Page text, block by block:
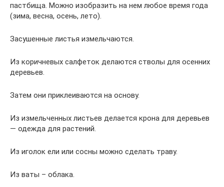
пастбища. Можно изобразить на нем любое время года
(зима, весна, осень, лето).
Засушенные листья измельчаются.
Из коричневых салфеток делаются стволы для осенних
деревьев.
Затем они приклеиваются на основу.
Из измельченных листьев делается крона для деревьев
— одежда для растений.
Из иголок ели или сосны можно сделать траву.
Из ваты – облака.